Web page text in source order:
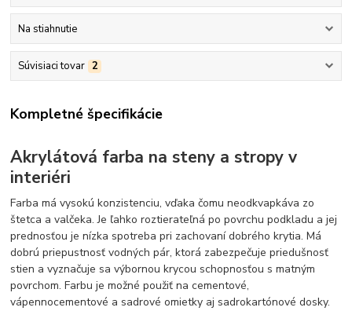
Na stiahnutie
Súvisiaci tovar 2
Kompletné špecifikácie
Akrylátová farba na steny a stropy v
interiéri
Farba má vysokú konzistenciu, vďaka čomu neodkvapkáva zo
štetca a valčeka. Je ľahko roztierateľná po povrchu podkladu a jej
prednosťou je nízka spotreba pri zachovaní dobrého krytia. Má
dobrú priepustnosť vodných pár, ktorá zabezpečuje priedušnosť
stien a vyznačuje sa výbornou krycou schopnosťou s matným
povrchom. Farbu je možné použiť na cementové,
vápennocementové a sadrové omietky aj sadrokartónové dosky.